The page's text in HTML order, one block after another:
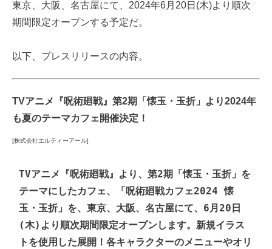
東京、大阪、名古屋にて、2024年6月20日(木)より順次
期間限定オープンする予定だ。
以下、プレスリリースの内容。
TVアニメ『呪術廻戦』第2期「懐玉・玉折」より2024年
も夏のテーマカフェ開催決定！
[株式会社エルティーアール]
TVアニメ『呪術廻戦』より、第2期「懐玉・玉折」を
テーマにしたカフェ、「呪術廻戦カフェ2024 懐
玉・玉折」を、東京、大阪、名古屋にて、6月20日
(木)より順次期間限定オープンします。新規イラス
トを使用した展開！各キャラクターのメニューやオリ